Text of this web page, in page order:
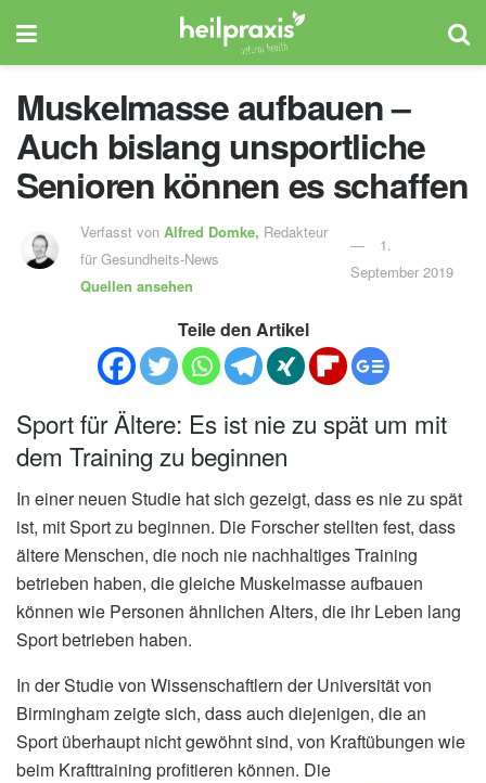
Muskelmasse aufbauen –
Auch bislang unsportliche
Senioren können es schaffen
Verfasst vonAlfred Domke, Redakteur
für Gesundheits-News
Quellen ansehen
1.
September 2019
Teile den Artikel
Sport für Ältere: Es ist nie zu spät um mit
dem Training zu beginnen
In einer neuen Studie hat sich gezeigt, dass es nie zu spät
ist, mit Sport zu beginnen. Die Forscher stellten fest, dass
ältere Menschen, die noch nie nachhaltiges Training
betrieben haben, die gleiche Muskelmasse aufbauen
können wie Personen ähnlichen Alters, die ihr Leben lang
Sport betrieben haben.
In der Studie von Wissenschaftlern der Universität von
Birmingham zeigte sich, dass auch diejenigen, die an
Sport überhaupt nicht gewöhnt sind, von Kraftübungen wie
beim Krafttraining profitieren können. Die